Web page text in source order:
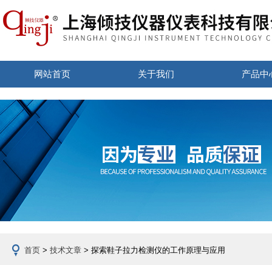
网站首页 关于我们 产品中
首页 > 技术文章 > 探索鞋子拉力检测仪的工作原理与应用